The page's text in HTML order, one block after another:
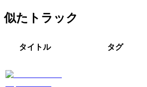
似たトラック
タイトル タグ